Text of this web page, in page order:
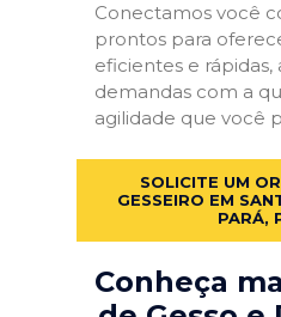
Conectamos você
prontos para
eficientes e
demandas com a
agilidade que você
SOLICITE UM
GESSEIRO EM
PARÁ,
Conheça